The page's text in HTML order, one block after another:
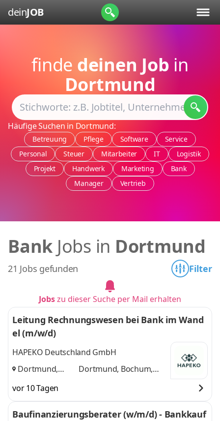
deinJOB
finde deinen Job in
Dortmund
Häufige Suchen in Dortmund:
Betreuung Pflege Software
Service
Personal
Steuer Mitarbeiter IT
Logistik
Projekt
Handwerk Marketing
Bank
Manager
Vertrieb
Bank Jobs in Dortmund
21 Jobs gefunden Filter
Jobszu dieser Suche per Mail erhalten
Leitung Rechnungswesen bei Bank im Wand
el (m/w/d)
HAPEKO Deutschland GmbH
Dortmund,
Dortmund, Bochum,
vor 10 Tagen
Baufinanzierungsberater (w/m/d) - Bankkauf